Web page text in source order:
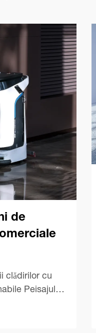
de
clădirilor cu
Peisajul
ultimii ani,